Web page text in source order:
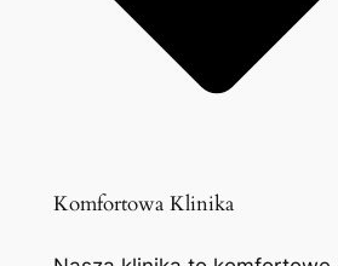
Komfortowa Klinika